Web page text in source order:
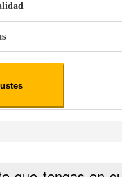
no depende de
lavadoras